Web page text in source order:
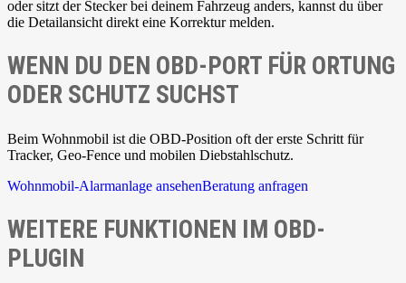
oder sitzt der Stecker bei deinem Fahrzeug anders, kannst du über
die Detailansicht direkt eine Korrektur melden.
WENN DU DEN OBD-PORT FÜR ORTUNG
ODER SCHUTZ SUCHST
Beim Wohnmobil ist die OBD-Position oft der erste Schritt für
Tracker, Geo-Fence und mobilen Diebstahlschutz.
Wohnmobil-Alarmanlage ansehenBeratung anfragen
WEITERE FUNKTIONEN IM OBD-
PLUGIN